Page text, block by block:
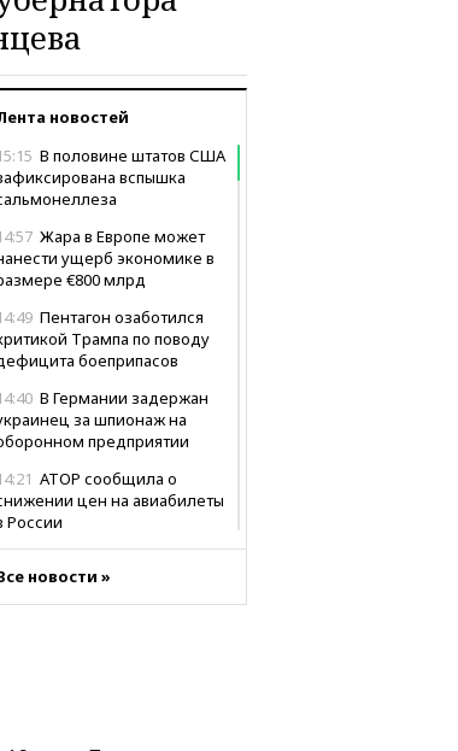
новостей
В половине штатов США
вспышка
Жара в Европе может
ущерб экономике в
€800 млрд
Пентагон озаботился
Трампа по поводу
боеприпасов
В Германии задержан
за шпионаж на
предприятии
АТОР сообщила о
цен на авиабилеты
России
в рунете
новости »